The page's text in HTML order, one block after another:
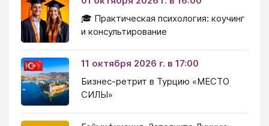
🎓 Практическая психология: коучинг
и консультирование
11 октября 2026 г. в 17:00
Бизнес-ретрит в Турцию «МЕСТО
СИЛЫ»